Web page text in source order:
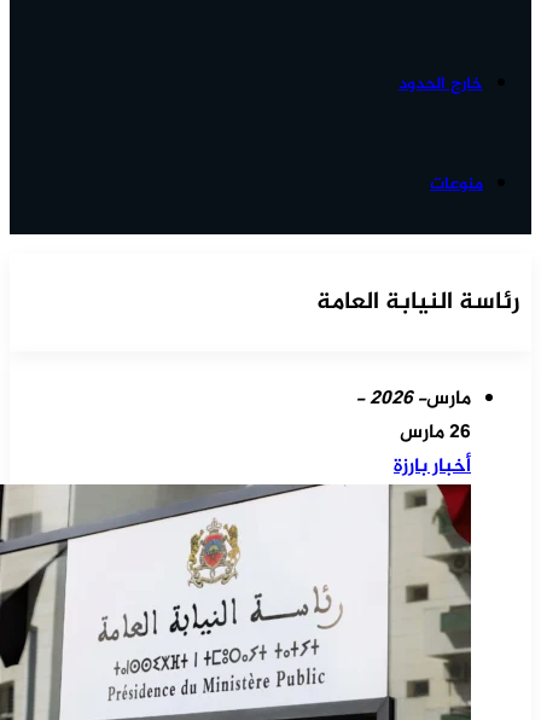
خارج الحدود
منوعات
رئاسة النيابة العامة
مارس- 2026 -
26 مارس
أخبار بارزة